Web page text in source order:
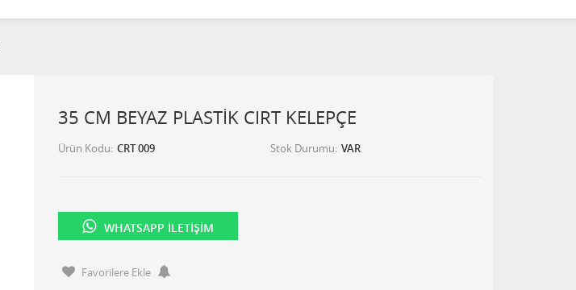
35 CM BEYAZ PLASTİK CIRT KELEPÇE
Ürün Kodu CRT 009 Stok Durumu VAR
WHATSAPP İLETIŞIM
Favorilere Ekle